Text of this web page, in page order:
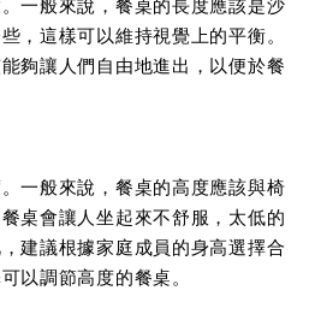
一般來說，餐桌的長度應該是沙
，這樣可以維持視覺上的平衡。
夠讓人們自由地進出，以便於餐
一般來說，餐桌的高度應該與椅
桌會讓人坐起來不舒服，太低的
建議根據家庭成員的身高選擇合
以調節高度的餐桌。